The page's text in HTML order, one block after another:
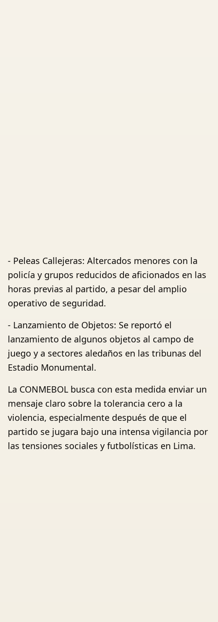
- Peleas Callejeras: Altercados menores con la
policía y grupos reducidos de aficionados en las
horas previas al partido, a pesar del amplio
operativo de seguridad.
- Lanzamiento de Objetos: Se reportó el
lanzamiento de algunos objetos al campo de
juego y a sectores aledaños en las tribunas del
Estadio Monumental.
La CONMEBOL busca con esta medida enviar un
mensaje claro sobre la tolerancia cero a la
violencia, especialmente después de que el
partido se jugara bajo una intensa vigilancia por
las tensiones sociales y futbolísticas en Lima.